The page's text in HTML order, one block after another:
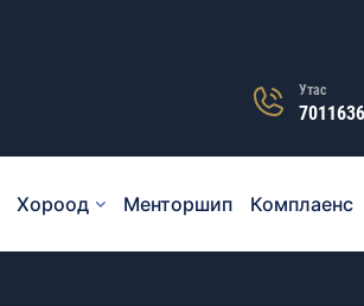
Утас
Хороод Менторшип Комплаенс